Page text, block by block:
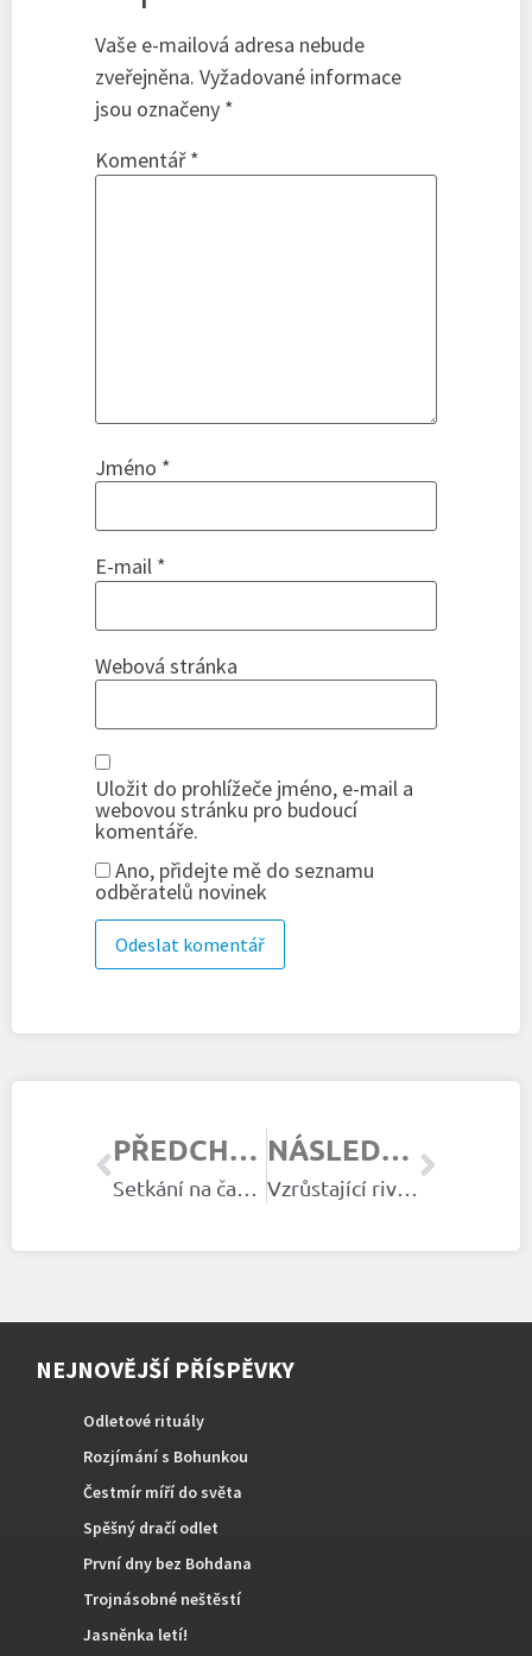
Vaše e-mailová adresa nebude
zveřejněna. Vyžadované informace
jsou označeny *
Komentář*
Jméno *
E-mail *
Webová stránka
Uložit do prohlížeče jméno, e-mail a
webovou stránku pro budoucí
komentáře.
Ano, přidejte mě do seznamu
odběratelů novinek
PŘEDCHOZÍ ČLÁNEK
Setkání na čapí loučce 20. července 2024
NÁSLEDUJÍCÍ ČLÁNEK
Vzrůstající rivalita
NEJNOVĚJŠÍ PŘÍSPĚVKY
Odletové rituály
Rozjímání s Bohunkou
Čestmír míří do světa
Spěšný dračí odlet
První dny bez Bohdana
Trojnásobné neštěstí
Jasněnka letí!